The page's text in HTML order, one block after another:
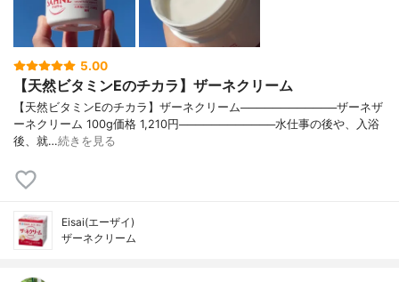
5.00
【天然ビタミンEのチカラ】ザーネクリーム
【天然ビタミンEのチカラ】ザーネクリーム────────────ザーネザ
ーネクリーム 100g価格 1,210円────────────水仕事の後や、入浴
後、就…続きを見る
Eisai(エーザイ)
ザーネクリーム